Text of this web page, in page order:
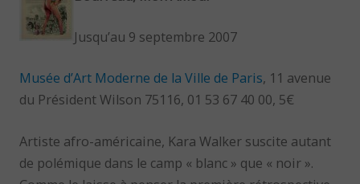
Jusqu’au 9 septembre 2007
Musée d’Art Moderne de la Ville de Paris, 11 avenue
du Président Wilson 75116, 01 53 67 40 00, 5€
Artiste afro-américaine, Kara Walker suscite autant
de polémique dans le camp « blanc » que « noir ».